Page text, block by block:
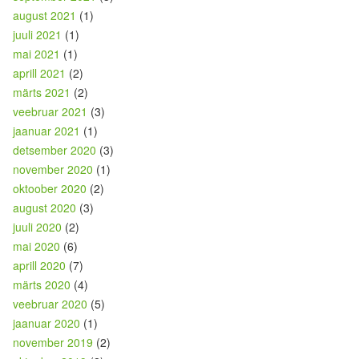
august 2021 (1)
juuli 2021 (1)
mai 2021 (1)
aprill 2021 (2)
märts 2021 (2)
veebruar 2021 (3)
jaanuar 2021 (1)
detsember 2020 (3)
november 2020 (1)
oktoober 2020 (2)
august 2020 (3)
juuli 2020 (2)
mai 2020 (6)
aprill 2020 (7)
märts 2020 (4)
veebruar 2020 (5)
jaanuar 2020 (1)
november 2019 (2)